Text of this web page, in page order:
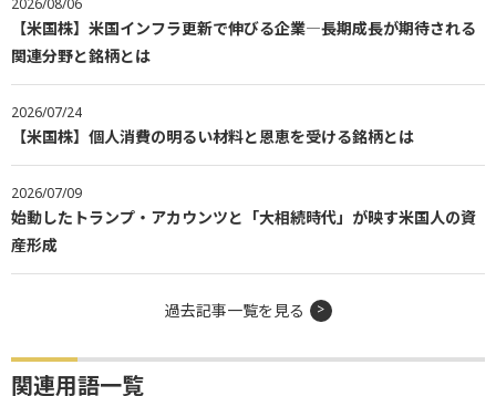
【米国株】米国インフラ更新で伸びる企業―長期成長が期待される
関連分野と銘柄とは
2026/07/24
【米国株】個人消費の明るい材料と恩恵を受ける銘柄とは
2026/07/09
始動したトランプ・アカウンツと「大相続時代」が映す米国人の資
産形成
過去記事一覧を見る
関連用語一覧